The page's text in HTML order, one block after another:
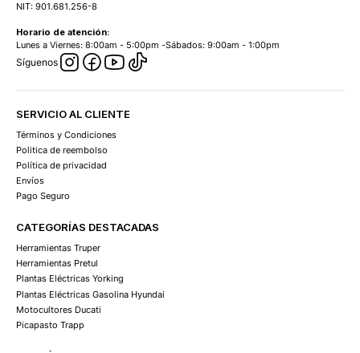
NIT: 901.681.256-8
Horario de atención:
Lunes a Viernes: 8:00am - 5:00pm -Sábados: 9:00am - 1:00pm
Síguenos
SERVICIO AL CLIENTE
Términos y Condiciones
Politica de reembolso
Política de privacidad
Envíos
Pago Seguro
CATEGORÍAS DESTACADAS
Herramientas Truper
Herramientas Pretul
Plantas Eléctricas Yorking
Plantas Eléctricas Gasolina Hyundai
Motocultores Ducati
Picapasto Trapp